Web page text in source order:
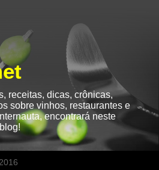
receitas, dicas, crônicas,
sobre vinhos, restaurantes e
encontrará neste